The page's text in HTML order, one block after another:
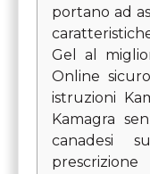
portano ad
Gel al
Online
istruzioni
Kamagra
canadesi